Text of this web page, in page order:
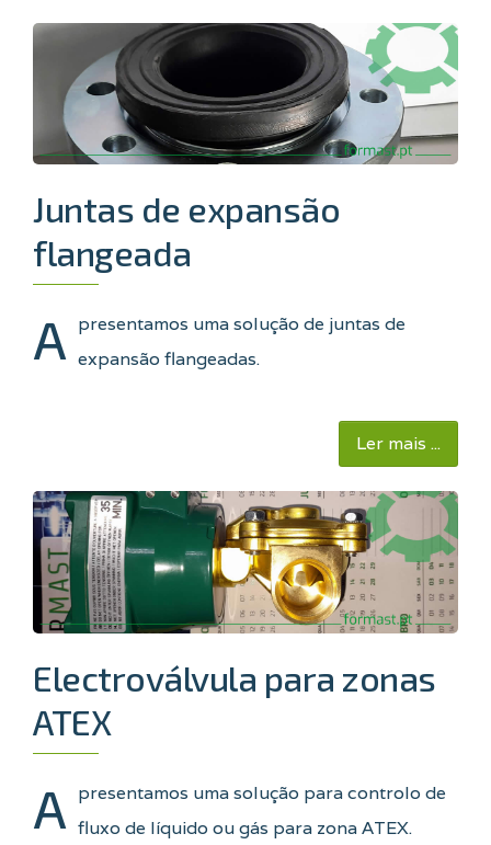
Juntas de expansão
flangeada
A presentamos uma solução de juntas de
expansão flangeadas.
Ler mais ...
Electroválvula para zonas
ATEX
A presentamos uma solução para controlo de
fluxo de líquido ou gás para zona ATEX.